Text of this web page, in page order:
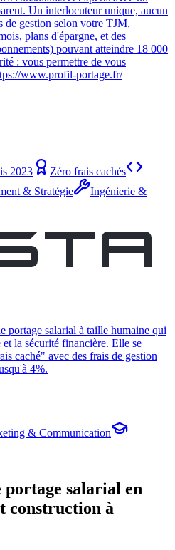
Un interlocuteur unique, aucun
de gestion selon votre TJM,
plans d'épargne, et des
pouvant atteindre 18 000
: vous permettre de vous
www.profil-portage.fr/
2023
Zéro frais cachés
& Stratégie
Ingénierie &
portage salarial à taille humaine qui
la sécurité financière. Elle se
caché" avec des frais de gestion
4%.
& Communication
salarial en
construction à